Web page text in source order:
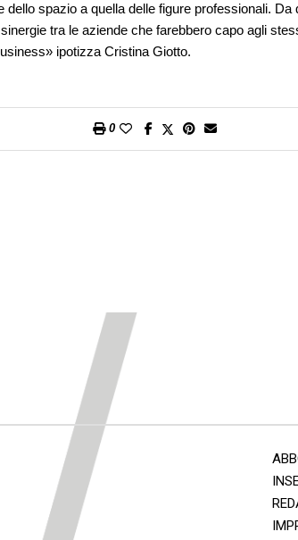
spazio a quella delle figure professionali.
tra le aziende che farebbero capo agli
ipotizza Cristina Giotto.
0